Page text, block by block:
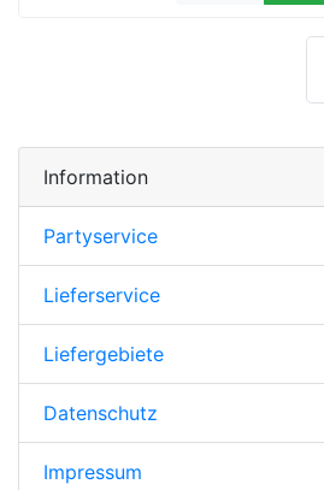
Information
Partyservice
Lieferservice
Liefergebiete
Datenschutz
Impressum